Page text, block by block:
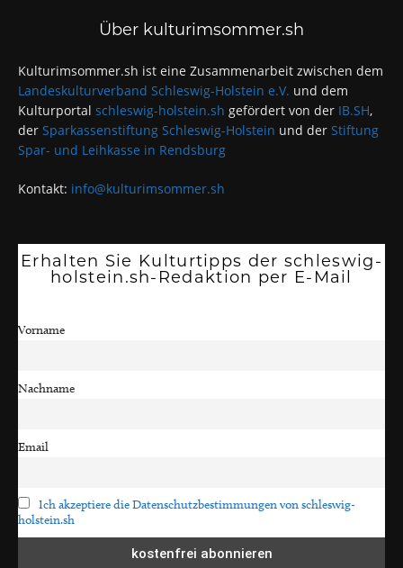
Über kulturimsommer.sh
Kulturimsommer.sh ist eine Zusammenarbeit zwischen dem
Landeskulturverband Schleswig-Holstein e.V. und dem
Kulturportal schleswig-holstein.sh gefördert von der IB.SH,
der Sparkassenstiftung Schleswig-Holstein und der Stiftung
Spar- und Leihkasse in Rendsburg
Kontakt: info@kulturimsommer.sh
Erhalten Sie Kulturtipps der schleswig-
holstein.sh-Redaktion per E-Mail
Vorname
Nachname
Email
Ich akzeptiere die Datenschutzbestimmungen von schleswig-
holstein.sh